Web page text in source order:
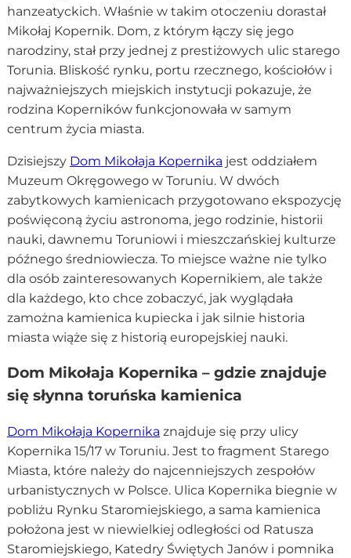
hanzeatyckich. Właśnie w takim otoczeniu dorastał
Mikołaj Kopernik. Dom, z którym łączy się jego
narodziny, stał przy jednej z prestiżowych ulic starego
Torunia. Bliskość rynku, portu rzecznego, kościołów i
najważniejszych miejskich instytucji pokazuje, że
rodzina Koperników funkcjonowała w samym
centrum życia miasta.
Dzisiejszy Dom Mikołaja Kopernika jest oddziałem
Muzeum Okręgowego w Toruniu. W dwóch
zabytkowych kamienicach przygotowano ekspozycję
poświęconą życiu astronoma, jego rodzinie, historii
nauki, dawnemu Toruniowi i mieszczańskiej kulturze
późnego średniowiecza. To miejsce ważne nie tylko
dla osób zainteresowanych Kopernikiem, ale także
dla każdego, kto chce zobaczyć, jak wyglądała
zamożna kamienica kupiecka i jak silnie historia
miasta wiąże się z historią europejskiej nauki.
Dom Mikołaja Kopernika – gdzie znajduje
się słynna toruńska kamienica
Dom Mikołaja Kopernika znajduje się przy ulicy
Kopernika 15/17 w Toruniu. Jest to fragment Starego
Miasta, które należy do najcenniejszych zespołów
urbanistycznych w Polsce. Ulica Kopernika biegnie w
pobliżu Rynku Staromiejskiego, a sama kamienica
położona jest w niewielkiej odległości od Ratusza
Staromiejskiego, Katedry Świętych Janów i pomnika